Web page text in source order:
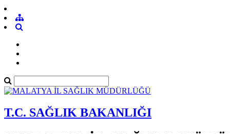
T.C. SAĞLIK BAKANLIĞI